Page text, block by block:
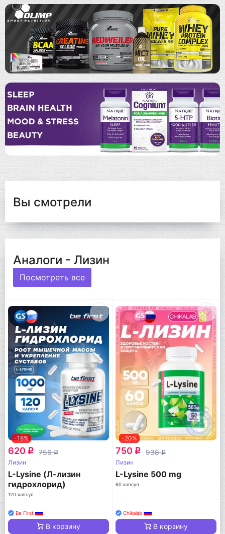
Вы смотрели
Аналоги - Лизин
Посмотреть все
-18%
620 q 756q
Лизин
L-Lysine (Л-лизин
гидрохлорид)
120 капсул
Be First
В корзину
-20%
750 q 938q
Лизин
L-Lysine 500 mg
60 капсул
Chikalab
В корзину